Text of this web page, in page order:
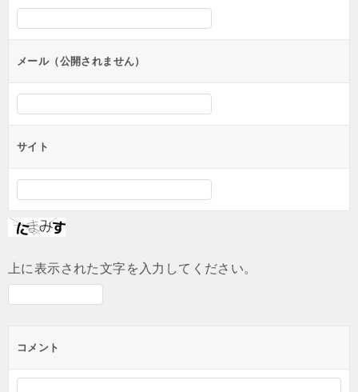
シ
ンメール（公開されません）
サイト
上に表示された文字を入力してください。
コメント